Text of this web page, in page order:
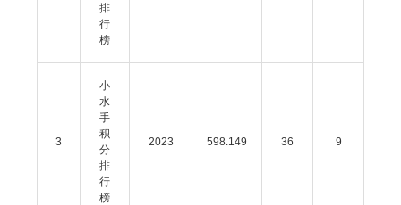
排
行
榜
3
小
水
手
积
分
排
行
榜
2023 598.149 36 9